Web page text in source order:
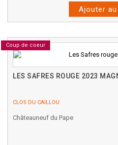
Ajouter
Coup de coeur
LES SAFRES ROUGE 2023
CLOS DU CAILLOU
Châteauneuf du Pape